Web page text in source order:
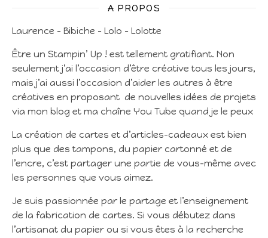
A PROPOS
Laurence – Bibiche – Lolo – Lolotte
Être un Stampin’ Up ! est tellement gratifiant. Non
seulement j’ai l’occasion d’être créative tous les jours,
mais j’ai aussi l’occasion d’aider les autres à être
créatives en proposant de nouvelles idées de projets
via mon blog et ma chaîne You Tube quand je le peux
La création de cartes et d’articles-cadeaux est bien
plus que des tampons, du papier cartonné et de
l’encre, c’est partager une partie de vous-même avec
les personnes que vous aimez.
Je suis passionnée par le partage et l’enseignement
de la fabrication de cartes. Si vous débutez dans
l’artisanat du papier ou si vous êtes à la recherche